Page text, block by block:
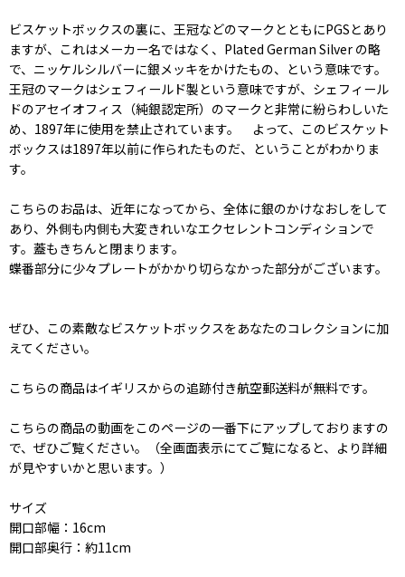
ビスケットボックスの裏に、王冠などのマークとともにPGSとあり
ますが、これはメーカー名ではなく、Plated German Silver の略
で、ニッケルシルバーに銀メッキをかけたもの、という意味です。
王冠のマークはシェフィールド製という意味ですが、シェフィール
ドのアセイオフィス（純銀認定所）のマークと非常に紛らわしいた
め、1897年に使用を禁止されています。 よって、このビスケット
ボックスは1897年以前に作られたものだ、ということがわかりま
す。
こちらのお品は、近年になってから、全体に銀のかけなおしをして
あり、外側も内側も大変きれいなエクセレントコンディションで
す。蓋もきちんと閉まります。
蝶番部分に少々プレートがかかり切らなかった部分がございます。
ぜひ、この素敵なビスケットボックスをあなたのコレクションに加
えてください。
こちらの商品はイギリスからの追跡付き航空郵送料が無料です。
こちらの商品の動画をこのページの一番下にアップしておりますの
で、ぜひご覧ください。（全画面表示にてご覧になると、より詳細
が見やすいかと思います。）
サイズ
開口部幅：16cm
開口部奥行：約11cm